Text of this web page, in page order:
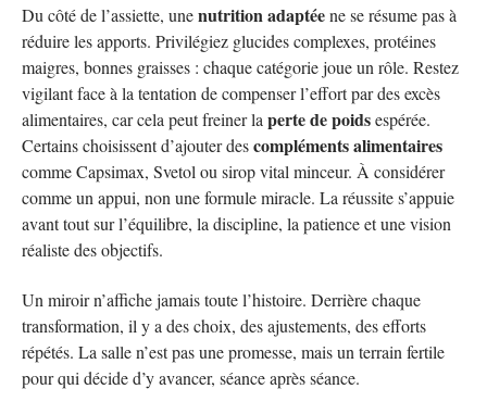
Du côté de l’assiette, unenutrition adaptéene se résume pas à
réduire les apports. Privilégiez glucides complexes, protéines
maigres, bonnes graisses : chaque catégorie joue un rôle. Restez
vigilant face à la tentation de compenser l’effort par des excès
alimentaires, car cela peut freiner la perte de poidsespérée.
Certains choisissent d’ajouter descompléments alimentaires
comme Capsimax, Svetol ou sirop vital minceur. À considérer
comme un appui, non une formule miracle. La réussite s’appuie
avant tout sur l’équilibre, la discipline, la patience et une vision
réaliste des objectifs.
Un miroir n’affiche jamais toute l’histoire. Derrière chaque
transformation, il y a des choix, des ajustements, des efforts
répétés. La salle n’est pas une promesse, mais un terrain fertile
pour qui décide d’y avancer, séance après séance.